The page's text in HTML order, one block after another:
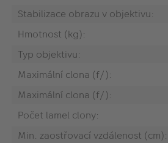
Stabilizace obrazu v objektivu:
Hmotnost (kg):
Typ objektivu:
Maximální clona (f/):
Maximální clona (f/):
Počet lamel clony:
Min. zaostřovací vzdálenost (cm):